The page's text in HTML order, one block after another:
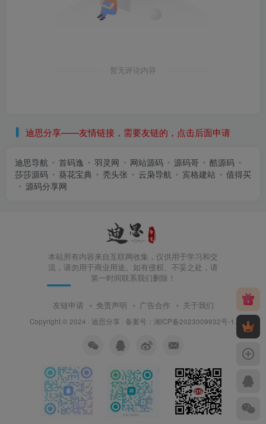
暂无评论内容
迪思分享——友情链接，需要友链的，点击后面申请
迪思导航 首码逸 羽灵网 网站源码 源码哥
酷源码
莎莎源码
葵花宝典 秃头张 云枭导航 宾格建站
值得买
源码分享网
本站所有内容来自互联网收集，仅供用于学习和交
流，请勿用于商业用途。如有侵权、不妥之处，请
第一时间联系我们删除！
友链申请 免责声明 广告合作 关于我们
Copyright © 2024 · 迪思分享 · 备案号： 湘ICP备2023009932号-1